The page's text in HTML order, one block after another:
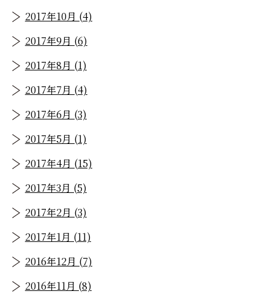
2017年10月 (4)
2017年9月 (6)
2017年8月 (1)
2017年7月 (4)
2017年6月 (3)
2017年5月 (1)
2017年4月 (15)
2017年3月 (5)
2017年2月 (3)
2017年1月 (11)
2016年12月 (7)
2016年11月 (8)